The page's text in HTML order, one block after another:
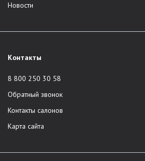
Новости
Контакты
8 800 250 30 58
Обратный звонок
Контакты салонов
Карта сайта